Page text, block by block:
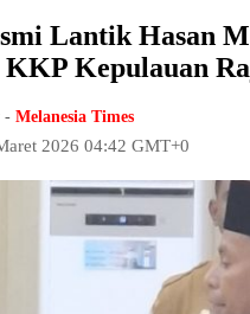
Lantik Hasan
Kepulauan
-Melanesia Times
2026 04:42 GMT+0